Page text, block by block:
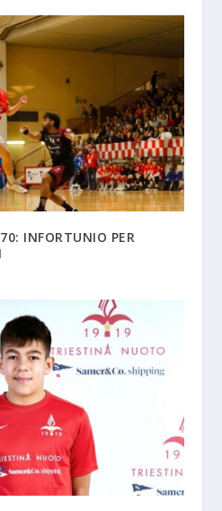
INFORTUNIO PER